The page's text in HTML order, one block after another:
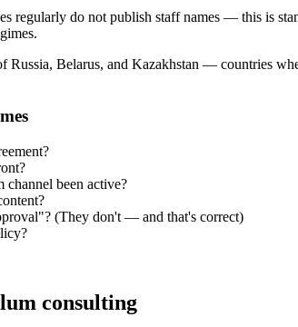
regularly do not publish staff names — this is
Belarus, and Kazakhstan — countries
channel been active?
(They don't — and that's correct)
consulting